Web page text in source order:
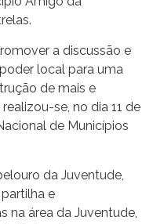
a discussão e
local para uma
de mais e
se, no dia 11 de
de Municípios
da Juventude,
e
na área da Juventude,